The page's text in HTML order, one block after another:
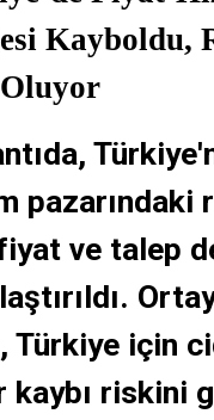
Kayboldu,
pazarındaki
ve talep
Türkiye için
kaybı riskini